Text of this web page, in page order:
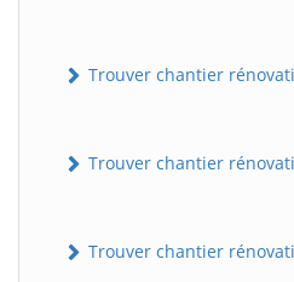
Trouver chantier
Trouver chantier
Trouver chantier